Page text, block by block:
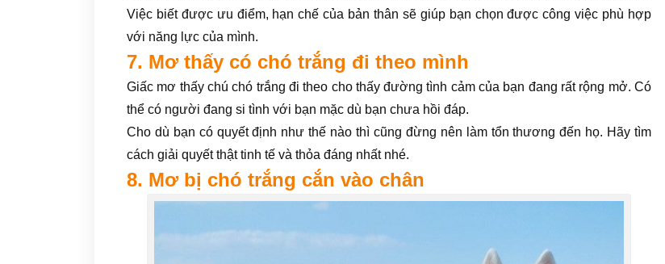
Việc biết được ưu điểm, hạn chế của bản thân sẽ giúp bạn chọn được công việc phù hợp
với năng lực của mình.
7. Mơ thấy có chó trắng đi theo mình
Giấc mơ thấy chú chó trắng đi theo cho thấy đường tình cảm của bạn đang rất rộng mở. Có
thể có người đang si tình với bạn mặc dù bạn chưa hồi đáp.
Cho dù bạn có quyết định như thế nào thì cũng đừng nên làm tổn thương đến họ. Hãy tìm
cách giải quyết thật tinh tế và thỏa đáng nhất nhé.
8. Mơ bị chó trắng cắn vào chân